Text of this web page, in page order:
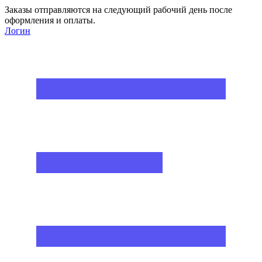
Заказы отправляются на следующий рабочий день после
оформления и оплаты.
Логин